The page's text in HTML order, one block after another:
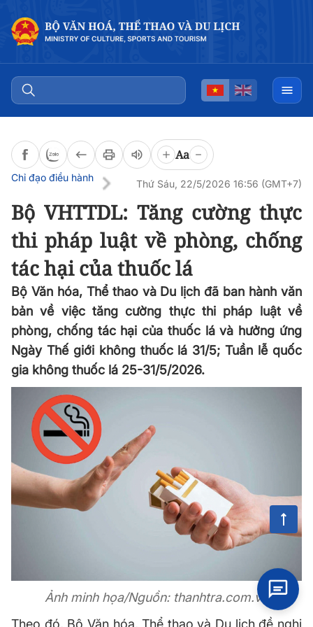
Aa
Chỉ đạo điều hành
Thứ Sáu, 22/5/2026 16:56 (GMT+7)
Bộ VHTTDL: Tăng cường thực
thi pháp luật về phòng, chống
tác hại của thuốc lá
Bộ Văn hóa, Thể thao và Du lịch đã ban hành văn
bản về việc tăng cường thực thi pháp luật về
phòng, chống tác hại của thuốc lá và hưởng ứng
Ngày Thế giới không thuốc lá 31/5; Tuần lễ quốc
gia không thuốc lá 25-31/5/2026.
Ảnh minh họa/Nguồn: thanhtra.com.vn
Theo đó, Bộ Văn hóa , Thể thao và Du lịch đề nghị
Đọc bài